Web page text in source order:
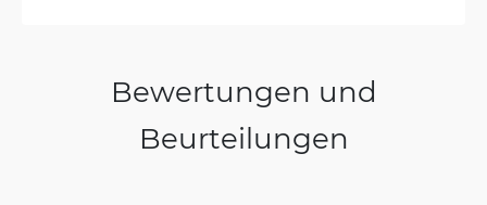
Bewertungen und
Beurteilungen